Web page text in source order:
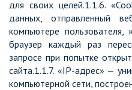
для своих целей.1.1.6.
данных, отправленный
компьютере
браузер каждый раз
запросе при попытке
сайта.1.1.7. «IP-адрес» —
компьютерной сети,